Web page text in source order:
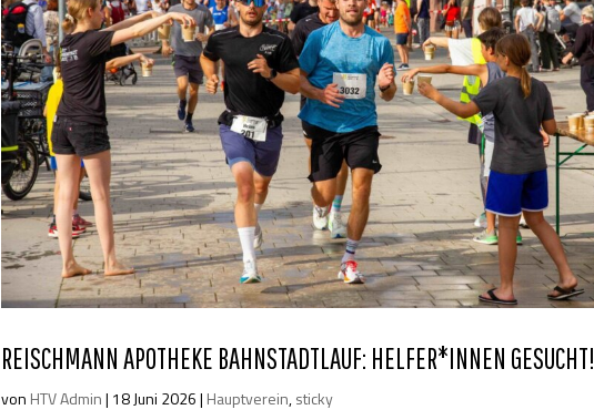
REISCHMANN APOTHEKE BAHNSTADTLAUF: HELFER*INNEN GESUCHT!
von HTV Admin| 18 Juni 2026| Hauptverein,sticky